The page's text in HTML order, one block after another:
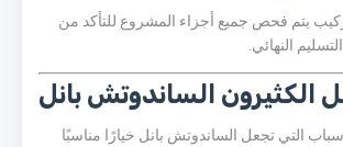
يتم فحص جميع أجزاء المشروع للتأكد من
النهائي.
الكثيرون الساندوتش بانل
التي تجعل الساندوتش بانل خيارًا مناسبًا